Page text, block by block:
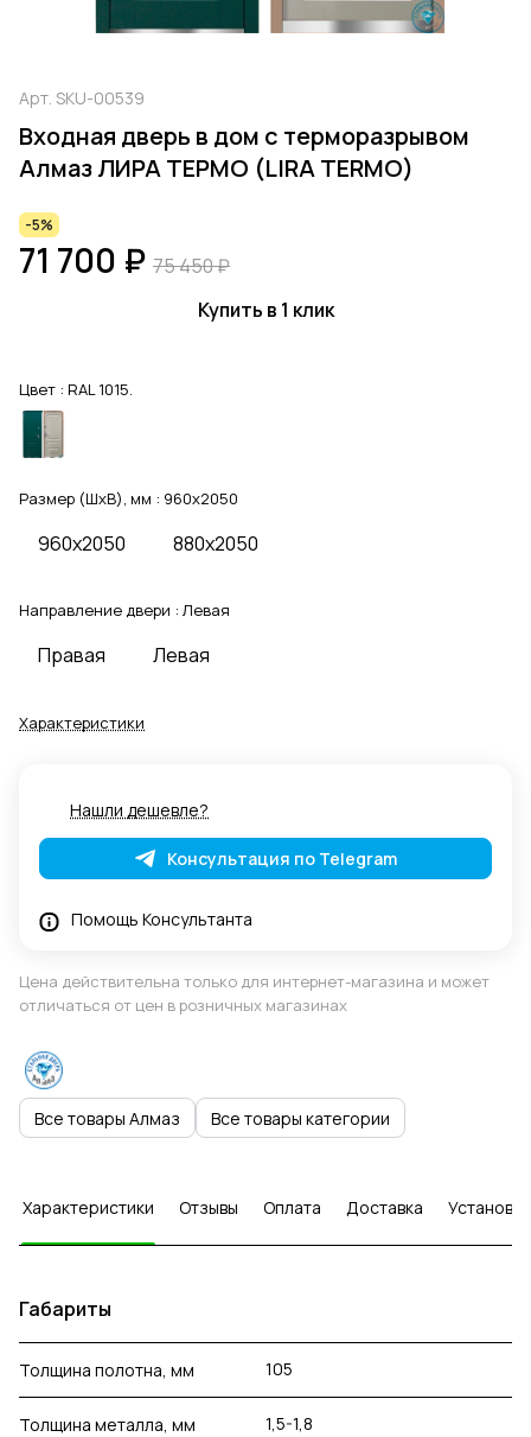
Арт. SKU-00539
Входная дверь в дом с терморазрывом
Алмаз ЛИРА ТЕРМО (LIRA TERMO)
-5%
71 700 ₽ 75 450 ₽
Купить в 1 клик
Цвет : RAL 1015.
Размер (ШхВ), мм : 960x2050
960x2050 880x2050
Направление двери : Левая
Правая Левая
Характеристики
Нашли дешевле?
Консультация по Telegram
Помощь Консультанта
Цена действительна только для интернет-магазина и может
отличаться от цен в розничных магазинах
Все товары Алмаз Все товары категории
Характеристики Отзывы Оплата Доставка Установка
Габариты
Толщина полотна, мм 105
Толщина металла, мм 1,5-1,8